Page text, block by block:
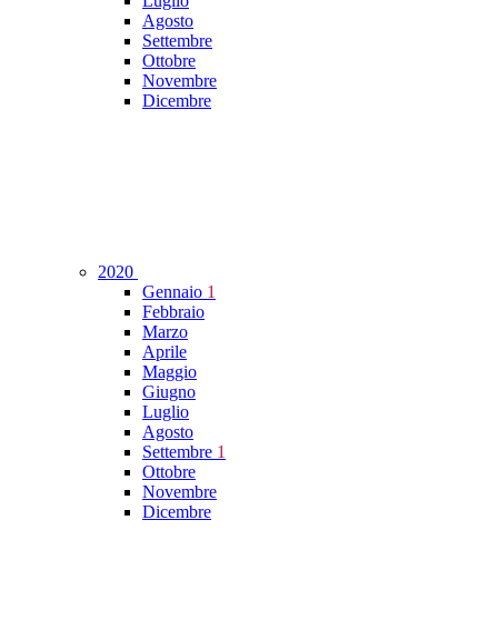
Agosto
Settembre
Ottobre
Novembre
Dicembre
2020
Gennaio 1
Febbraio
Marzo
Aprile
Maggio
Giugno
Luglio
Agosto
Settembre 1
Ottobre
Novembre
Dicembre